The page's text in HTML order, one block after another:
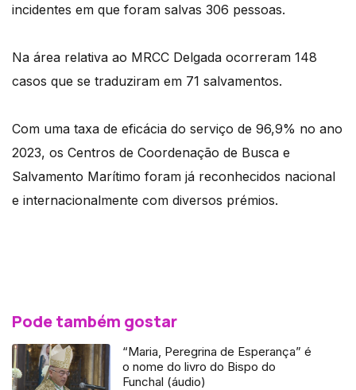
incidentes em que foram salvas 306 pessoas.
Na área relativa ao MRCC Delgada ocorreram 148
casos que se traduziram em 71 salvamentos.
Com uma taxa de eficácia do serviço de 96,9% no ano
2023, os Centros de Coordenação de Busca e
Salvamento Marítimo foram já reconhecidos nacional
e internacionalmente com diversos prémios.
Pode também gostar
“Maria, Peregrina de Esperança” é
o nome do livro do Bispo do
Funchal (áudio)